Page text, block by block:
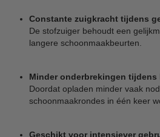
Constante zuigkracht tijdens
De stofzuiger behoudt een
langere schoonmaakbeurten.
Minder onderbrekingen tijdens
Doordat opladen minder vaak
schoonmaakrondes in één keer
Geschikt voor intensiever